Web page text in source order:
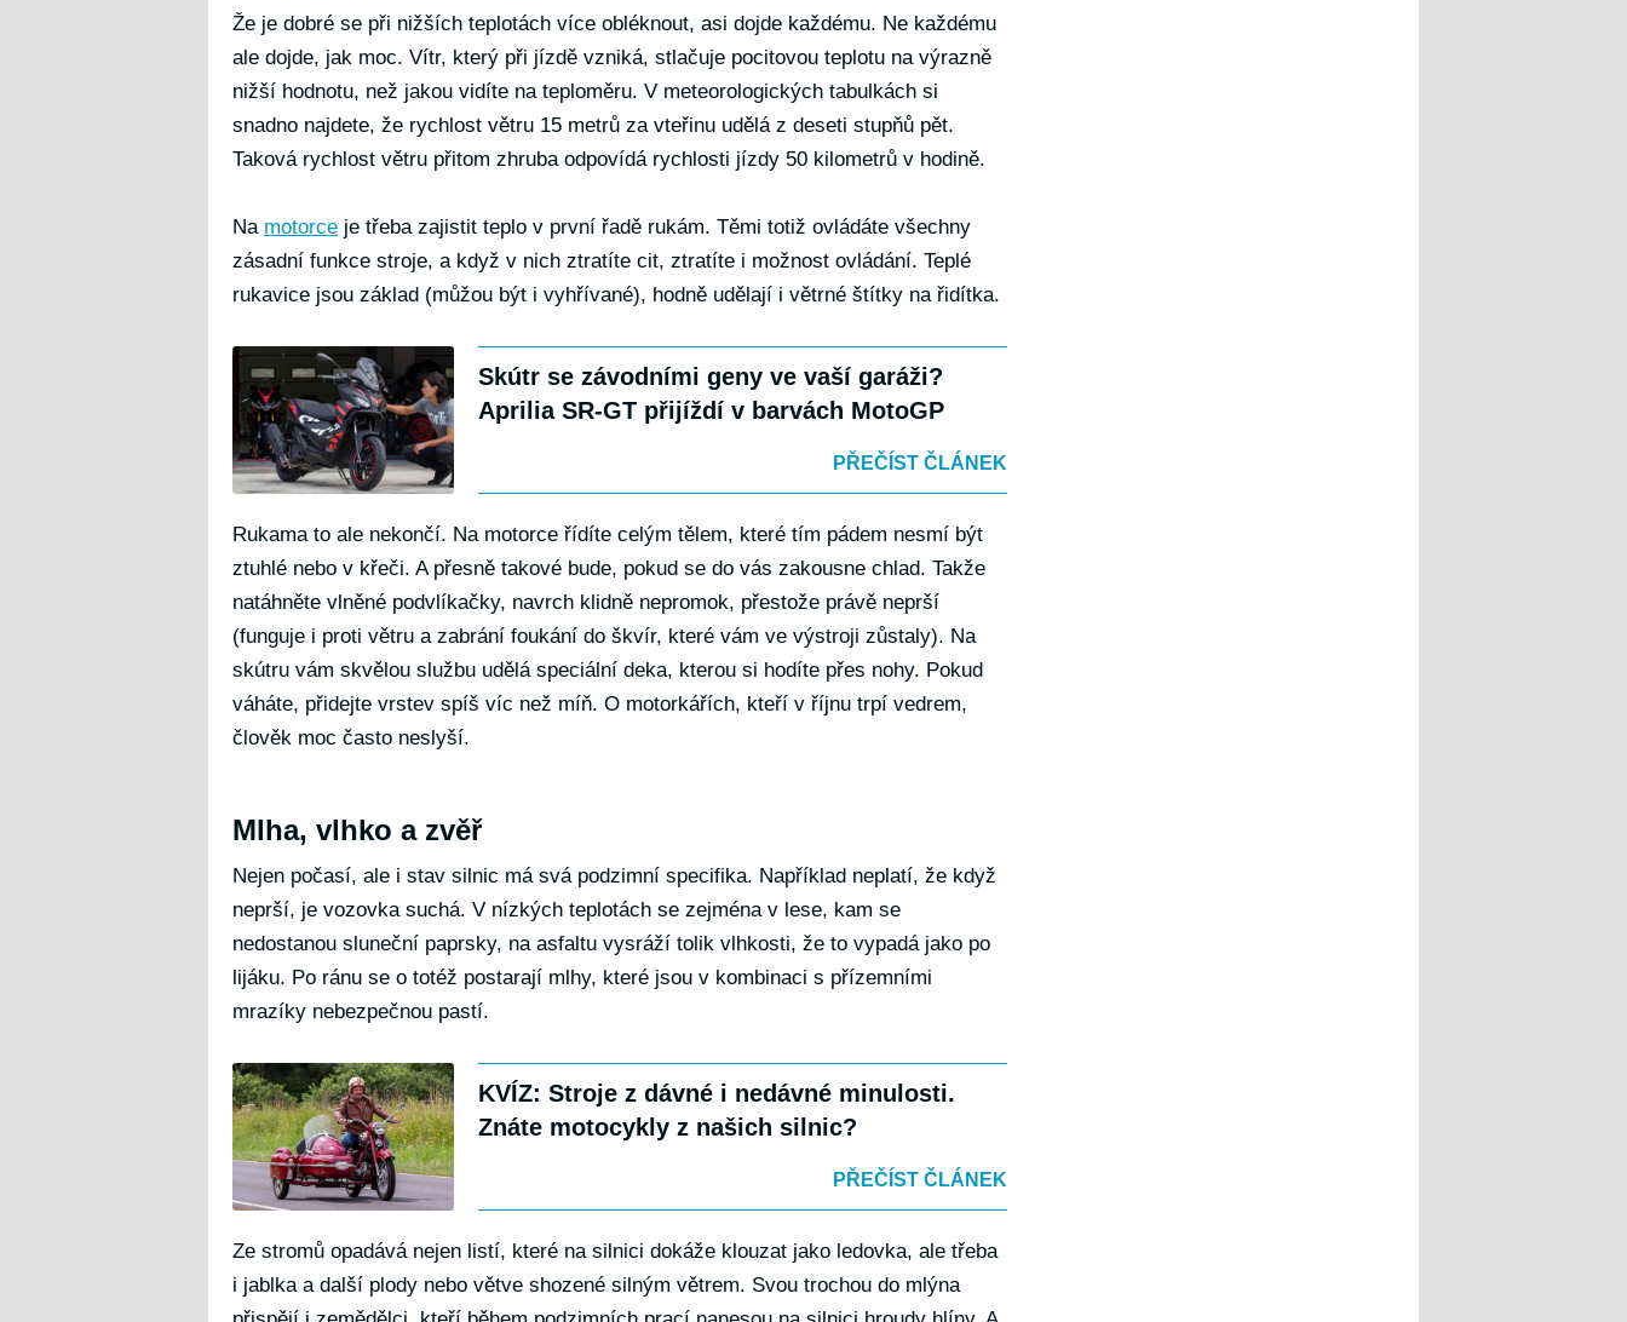
Že je dobré se při nižších teplotách více obléknout, asi dojde každému. Ne každému
ale dojde, jak moc. Vítr, který při jízdě vzniká, stlačuje pocitovou teplotu na výrazně
nižší hodnotu, než jakou vidíte na teploměru. V meteorologických tabulkách si
snadno najdete, že rychlost větru 15 metrů za vteřinu udělá z deseti stupňů pět.
Taková rychlost větru přitom zhruba odpovídá rychlosti jízdy 50 kilometrů v hodině.
Na motorce je třeba zajistit teplo v první řadě rukám. Těmi totiž ovládáte všechny
zásadní funkce stroje, a když v nich ztratíte cit, ztratíte i možnost ovládání. Teplé
rukavice jsou základ (můžou být i vyhřívané), hodně udělají i větrné štítky na řidítka.
Skútr se závodními geny ve vaší garáži?
Aprilia SR-GT přijíždí v barvách MotoGP
PŘEČÍST ČLÁNEK
Rukama to ale nekončí. Na motorce řídíte celým tělem, které tím pádem nesmí být
ztuhlé nebo v křeči. A přesně takové bude, pokud se do vás zakousne chlad. Takže
natáhněte vlněné podvlíkačky, navrch klidně nepromok, přestože právě neprší
(funguje i proti větru a zabrání foukání do škvír, které vám ve výstroji zůstaly). Na
skútru vám skvělou službu udělá speciální deka, kterou si hodíte přes nohy. Pokud
váháte, přidejte vrstev spíš víc než míň. O motorkářích, kteří v říjnu trpí vedrem,
člověk moc často neslyší.
Mlha, vlhko a zvěř
Nejen počasí, ale i stav silnic má svá podzimní specifika. Například neplatí, že když
neprší, je vozovka suchá. V nízkých teplotách se zejména v lese, kam se
nedostanou sluneční paprsky, na asfaltu vysráží tolik vlhkosti, že to vypadá jako po
lijáku. Po ránu se o totéž postarají mlhy, které jsou v kombinaci s přízemními
mrazíky nebezpečnou pastí.
KVÍZ: Stroje z dávné i nedávné minulosti.
Znáte motocykly z našich silnic?
PŘEČÍST ČLÁNEK
Ze stromů opadává nejen listí, které na silnici dokáže klouzat jako ledovka, ale třeba
i jablka a další plody nebo větve shozené silným větrem. Svou trochou do mlýna